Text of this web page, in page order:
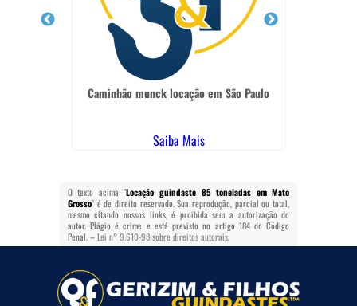
Caminhão munck locação em São Paulo
Saiba Mais
O texto acima "Locação guindaste 85 toneladas em Mato
Grosso" é de direito reservado. Sua reprodução, parcial ou total,
mesmo citando nossos links, é proibida sem a autorização do
autor. Plágio é crime e está previsto no artigo 184 do Código
Penal. –Lei n° 9.610-98 sobre direitos autorais.